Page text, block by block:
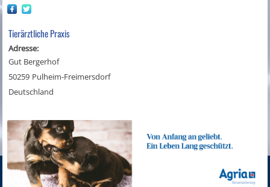
Tierärztliche Praxis
Adresse:
Gut Bergerhof
50259 Pulheim-Freimersdorf
Deutschland